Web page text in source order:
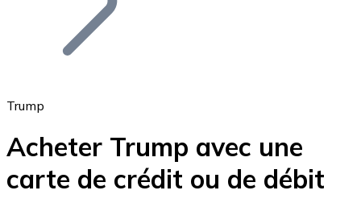
Ethereum
Trump
Acheter Trump avec une
carte de crédit ou de débit